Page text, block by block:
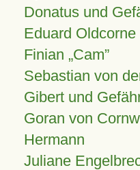
Donatus und
Eduard Oldcorne
Finian Cam
Sebastian von
Gibert und
Goran von
Hermann
Juliane